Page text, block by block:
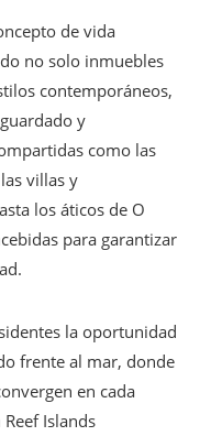
de vida
no solo inmuebles
contemporáneos,
y
como las
villas y
los áticos de O
para garantizar
la oportunidad
frente al mar, donde
en cada
Islands